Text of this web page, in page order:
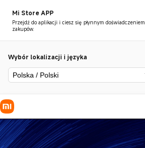
Mi Store APP
Przejdź do aplikacji i ciesz się płynnym doświadczeniem
zakupów.
Wybór lokalizacji i języka
Polska / Polski